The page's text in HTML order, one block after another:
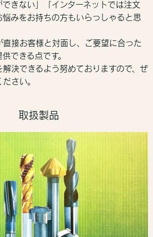
きない」「インターネットでは注文
悩みをお持ちの方もいらっしゃると思
直接お客様と対面し、ご要望に合った
できる点です。
決できるよう努めておりますので、ぜ
さい。
取扱製品